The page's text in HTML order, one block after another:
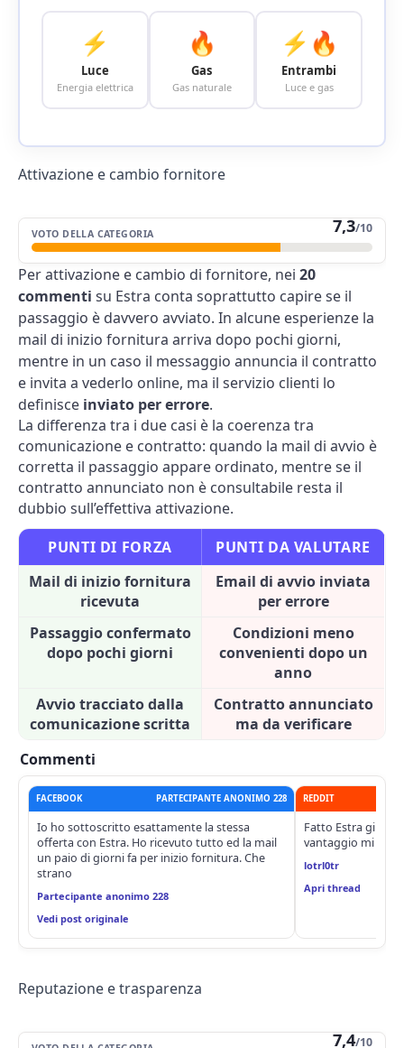
⚡
Luce
Energia elettrica
🔥
Gas
Gas naturale
⚡🔥
Entrambi
Luce e gas
Attivazione e cambio fornitore
VOTO DELLA CATEGORIA 7,3/10
Per attivazione e cambio di fornitore, nei 20
commenti su Estra conta soprattutto capire se il
passaggio è davvero avviato. In alcune esperienze la
mail di inizio fornitura arriva dopo pochi giorni,
mentre in un caso il messaggio annuncia il contratto
e invita a vederlo online, ma il servizio clienti lo
definisce inviato per errore.
La differenza tra i due casi è la coerenza tra
comunicazione e contratto: quando la mail di avvio è
corretta il passaggio appare ordinato, mentre se il
contratto annunciato non è consultabile resta il
dubbio sull’effettiva attivazione.
PUNTI DI FORZA
PUNTI DA VALUTARE
Mail di inizio fornitura
ricevuta
Email di avvio inviata
per errore
Passaggio confermato
dopo pochi giorni
Condizioni meno
convenienti dopo un
anno
Avvio tracciato dalla
comunicazione scritta
Contratto annunciato
ma da verificare
Commenti
FACEBOOK PARTECIPANTE ANONIMO 228
Io ho sottoscritto esattamente la stessa
offerta con Estra. Ho ricevuto tutto ed la mail
un paio di giorni fa per inizio fornitura. Che
strano
Partecipante anonimo 228
Vedi post originale
REDDIT
Fatto Estra giusto
vantaggio mi sa
lotrl0tr
Apri thread
Reputazione e trasparenza
7,4/10